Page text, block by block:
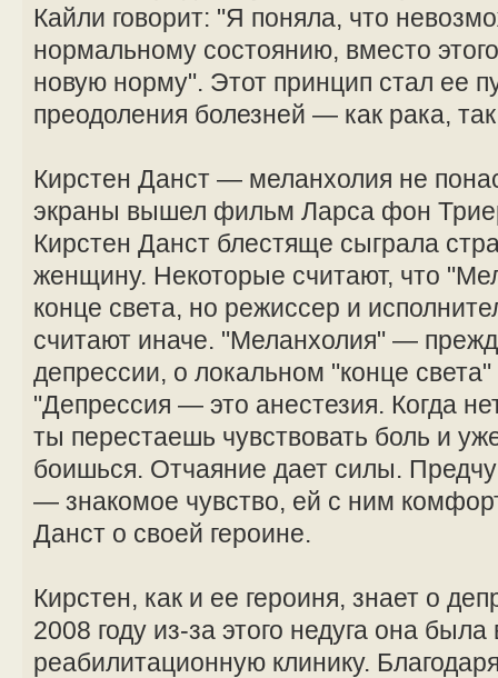
Кайли говорит: "Я поняла, что
нормальному состоянию, вместо
новую норму". Этот принцип стал ее
преодоления болезней — как рака,
Кирстен Данст — меланхолия не
экраны вышел фильм Ларса фон
Кирстен Данст блестяще сыграла
женщину. Некоторые считают, что
конце света, но режиссер и
считают иначе. "Меланхолия" —
депрессии, о локальном "конце света"
"Депрессия — это анестезия. Когда
ты перестаешь чувствовать боль и
боишься. Отчаяние дает силы.
— знакомое чувство, ей с ним
Данст о своей героине.
Кирстен, как и ее героиня, знает о
2008 году из-за этого недуга она
реабилитационную клинику.